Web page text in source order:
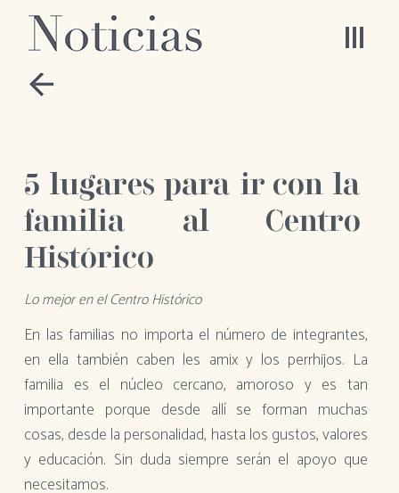
5 lugares para ir con la
familia al Centro
Histórico
Lo mejor en el Centro Histórico
En las familias no importa el número de integrantes,
en ella también caben les amix y los perrhijos. La
familia es el núcleo cercano, amoroso y es tan
importante porque desde allí se forman muchas
cosas, desde la personalidad, hasta los gustos, valores
y educación. Sin duda siempre serán el apoyo que
necesitamos.